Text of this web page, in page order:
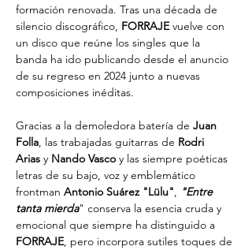
formación renovada. Tras una década de
silencio discográfico, FORRAJE vuelve con
un disco que reúne los singles que la
banda ha ido publicando desde el anuncio
de su regreso en 2024 junto a nuevas
composiciones inéditas.
Gracias a la demoledora batería de Juan
Folla, las trabajadas guitarras de Rodri
Arias y Nando Vasco y las siempre poéticas
letras de su bajo, voz y emblemático
frontman Antonio Suárez "Lülu", "Entre
tanta mierda" conserva la esencia cruda y
emocional que siempre ha distinguido a
FORRAJE, pero incorpora sutiles toques de